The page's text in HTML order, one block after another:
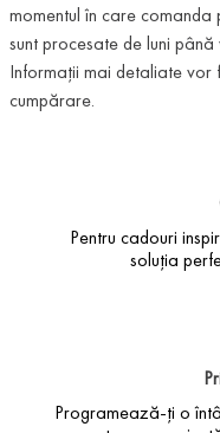
momentul în care
sunt procesate de luni
Informații mai detaliate vor
cumpărare.
Pentru cadouri
soluția
Programează-ți o